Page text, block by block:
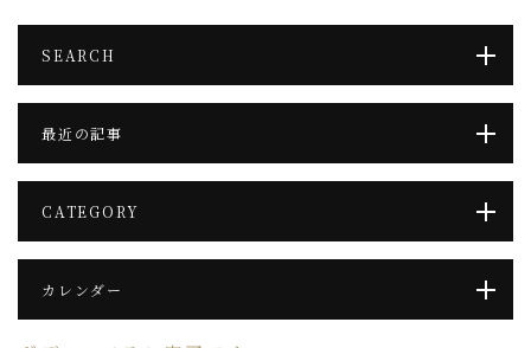
SEARCH
最近の記事
CATEGORY
カレンダー